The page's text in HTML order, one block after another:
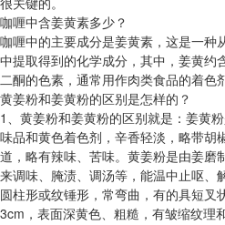
咖喱中含姜黄素多少？
咖喱中的主要成分是姜黄素，这是一种
中提取得到的化学成分，其中，姜黄约
二酮的色素，通常用作肉类食品的着色剂
黄姜粉和姜黄粉的区别是怎样的？
1、黄姜粉和姜黄粉的区别就是：姜黄
味品和黄色着色剂，辛香轻淡，略带胡
道，略有辣味、苦味。黄姜粉是由姜磨
来调味、腌渍、调汤等，能温中止呕、
圆柱形或纹锤形，常弯曲，有的具短叉
3cm，表面深黄色、粗糙，有皱缩纹理